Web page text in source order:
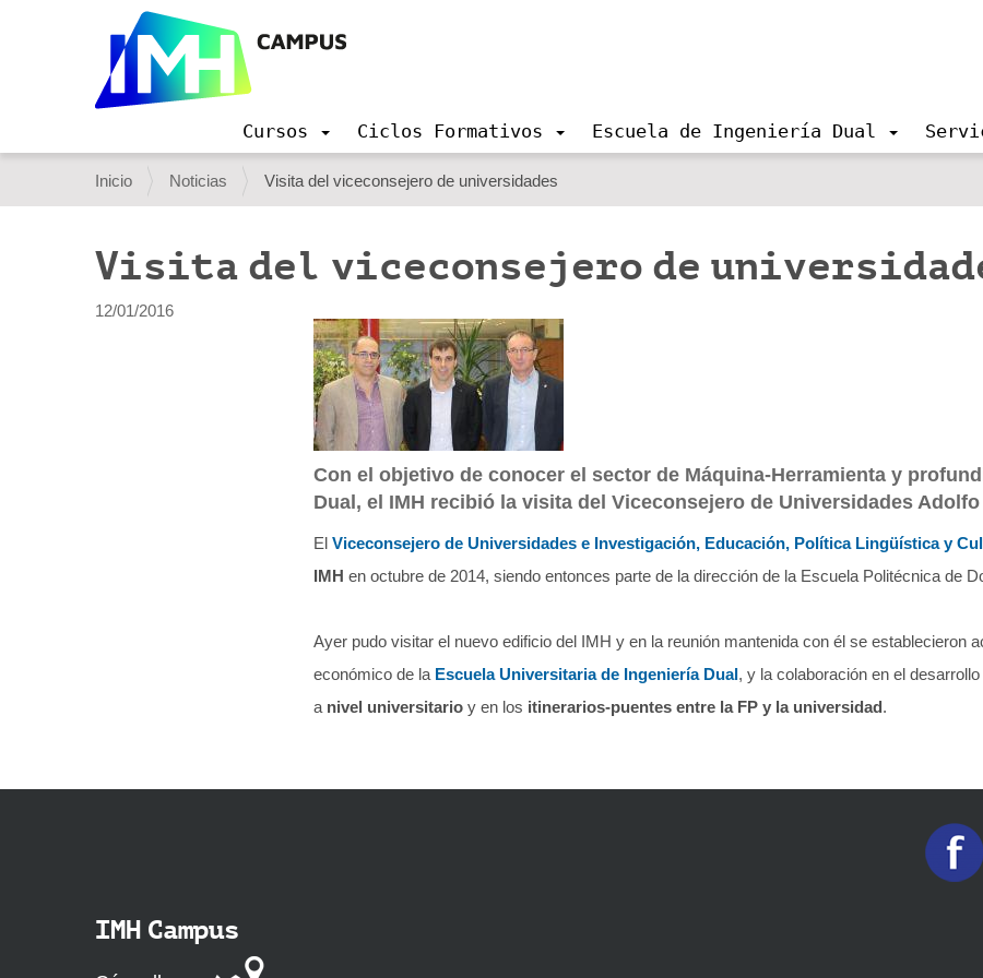
v
a
c
i
Cursos Ciclos Formativos Escuela de Ingeniería Dual
U
s
e
d
Inicio Noticias Visita del viceconsejero de universidades
Visita del viceconsejero de
12/01/2016
Con el objetivo de conocer el sector de Máquina-Herramienta y
Dual, el IMH recibió la visita del Viceconsejero de Universidades
El Viceconsejero de Universidades e Investigación, Educación, Política Lingüística y
IMH en octubre de 2014, siendo entonces parte de la dirección de la Escuela Politécnica de
Ayer pudo visitar el nuevo edificio del IMH y en la reunión mantenida con él se establecieron
económico de la Escuela Universitaria de Ingeniería Dual, y la colaboración en el desarrollo
a nivel universitario y en los itinerarios-puentes entre la FP y la universidad.
IMH Campus